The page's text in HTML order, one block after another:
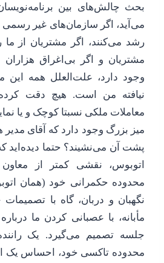
بحث چالش‌های بین
می‌آید، اگر سازمان‌های غیر رسمی
رشد می‌کنند، اگر مشتریان از ما
مشتریان و اگر بی‌اغراق
وجود دارد، علت‌العلل همه این
نیافته من است. هیچ دقت
معاملات ملکی نسبتا کوچک و یا
میز بزرگ وجود دارد که آقای مدیر
پشت آن می‌نشیند؟ حتما دیده‌اید
اتوبوس، نقشی کمتر از
محدوده حکمرانی خود (همان
نگهبان و دربان، گاه با تصمیمات
مأبانه، با عصبانی کردن ما
جلسه تصمیم می‌گیرد. یک
محدوده تاکسی خود، احساس یک